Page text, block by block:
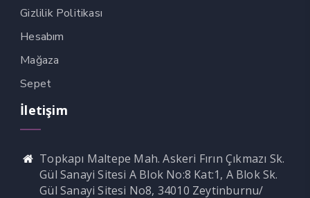
panel
panel
panel
panel
panel
Gizlilik Politikası
Hesabım
Mağaza
Sepet
İletişim
Topkapı Maltepe Mah. Askeri Fırın Çıkmazı Sk.
Gül Sanayi Sitesi A Blok No:8 Kat:1, A Blok Sk.
Gül Sanayi Sitesi No8, 34010 Zeytinburnu/